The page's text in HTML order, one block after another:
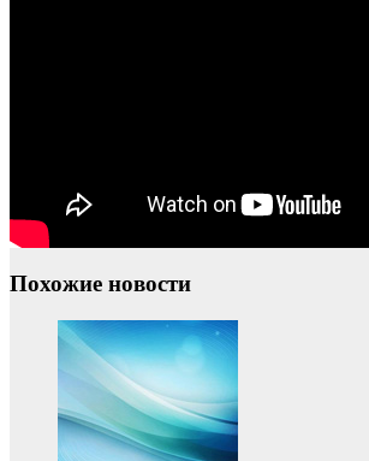
Похожие новости